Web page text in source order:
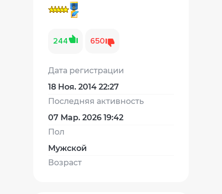
244 650
Дата регистрации
18 Ноя. 2014 22:27
Последняя активность
07 Мар. 2026 19:42
Пол
Мужской
Возраст